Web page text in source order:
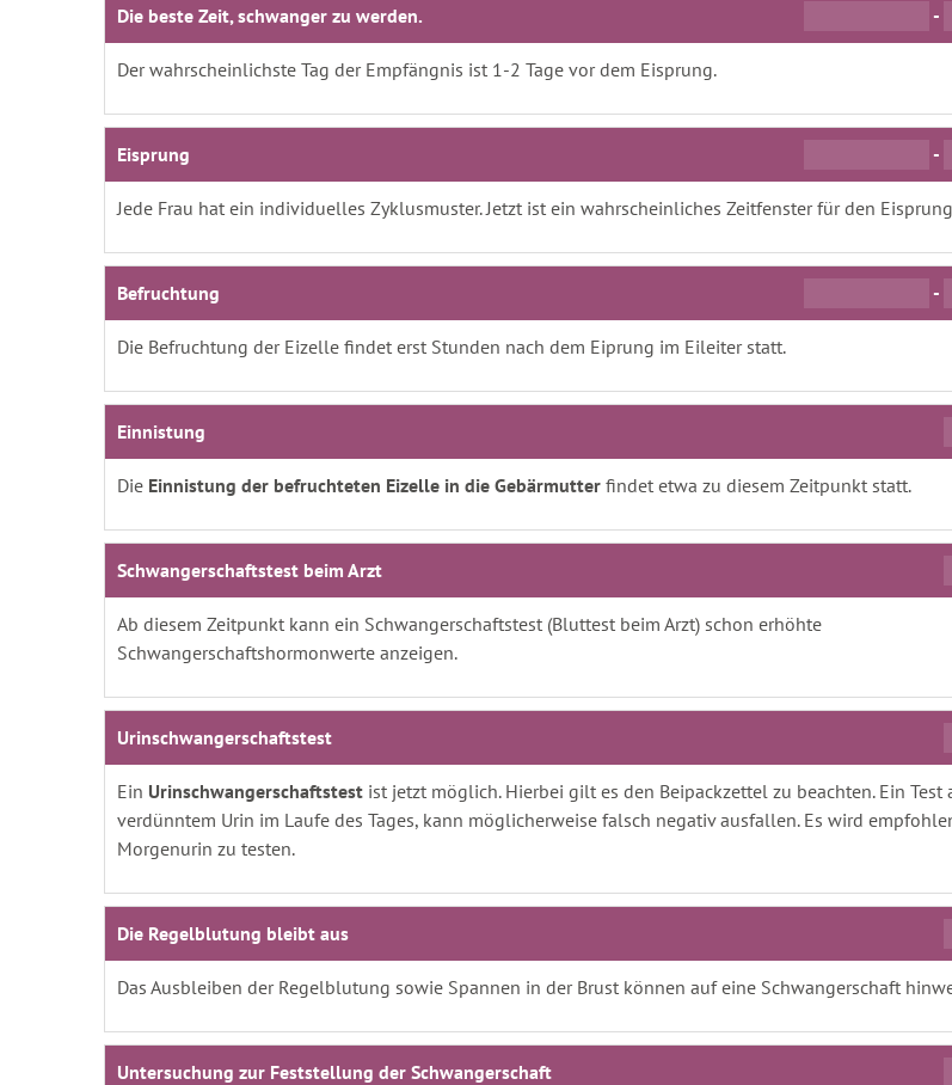
Die beste Zeit, schwanger zu werden. -
Der wahrscheinlichste Tag der Empfängnis ist 1-2 Tage vor dem Eisprung.
Eisprung -
Jede Frau hat ein individuelles Zyklusmuster. Jetzt ist ein wahrscheinliches Zeitfenster für den
Befruchtung -
Die Befruchtung der Eizelle findet erst Stunden nach dem Eiprung im Eileiter statt.
Einnistung
Die Einnistung der befruchteten Eizelle in die Gebärmutter findet etwa zu diesem Zeitpunkt statt.
Schwangerschaftstest beim Arzt
Ab diesem Zeitpunkt kann ein Schwangerschaftstest (Bluttest beim Arzt) schon erhöhte
Schwangerschaftshormonwerte anzeigen.
Urinschwangerschaftstest
Ein Urinschwangerschaftstest ist jetzt möglich. Hierbei gilt es den Beipackzettel zu beachten. Ein Test
verdünntem Urin im Laufe des Tages, kann möglicherweise falsch negativ ausfallen. Es wird
Morgenurin zu testen.
Die Regelblutung bleibt aus
Das Ausbleiben der Regelblutung sowie Spannen in der Brust können auf eine Schwangerschaft
Untersuchung zur Feststellung der Schwangerschaft